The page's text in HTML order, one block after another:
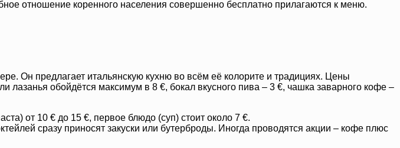
отношение коренного населения совершенно бесплатно прилагаются к меню.
Он предлагает итальянскую кухню во всём её колорите и традициях. Цены
лазанья обойдётся максимум в 8 €, бокал вкусного пива – 3 €, чашка заварного кофе –
от 10 € до 15 €, первое блюдо (суп) стоит около 7 €.
сразу приносят закуски или бутерброды. Иногда проводятся акции – кофе плюс